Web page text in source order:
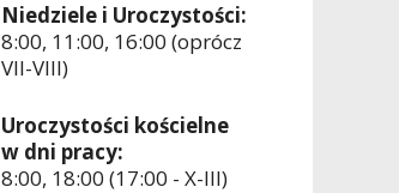
Niedziele i Uroczystości:
8:00, 11:00, 16:00 (oprócz
VII-VIII)
Uroczystości kościelne
w dni pracy:
8:00, 18:00 (17:00 - X-III)